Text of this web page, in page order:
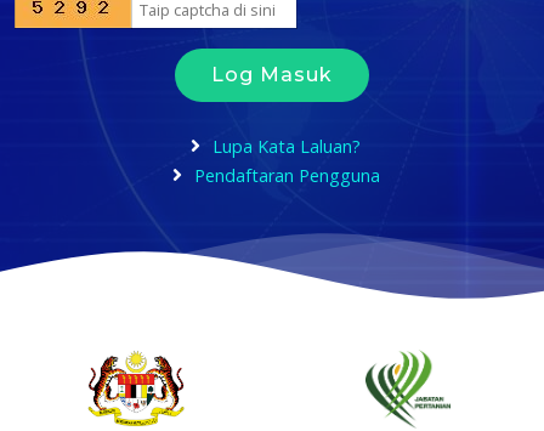
Log Masuk
Lupa Kata Laluan?
Pendaftaran Pengguna